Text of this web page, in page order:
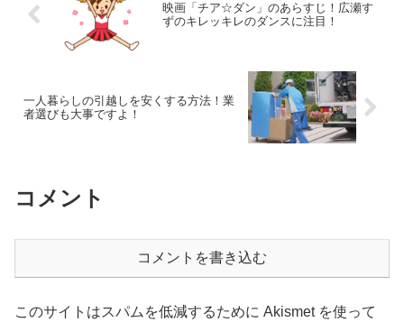
映画「チア☆ダン」のあらすじ！広瀬す
ずのキレッキレのダンスに注目！
一人暮らしの引越しを安くする方法！業
者選びも大事ですよ！
コメント
コメントを書き込む
このサイトはスパムを低減するために Akismet を使って